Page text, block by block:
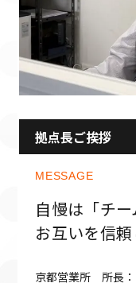
拠点長ご挨拶
MESSAGE
自慢は「チー
お互いを信
京都営業所 所長